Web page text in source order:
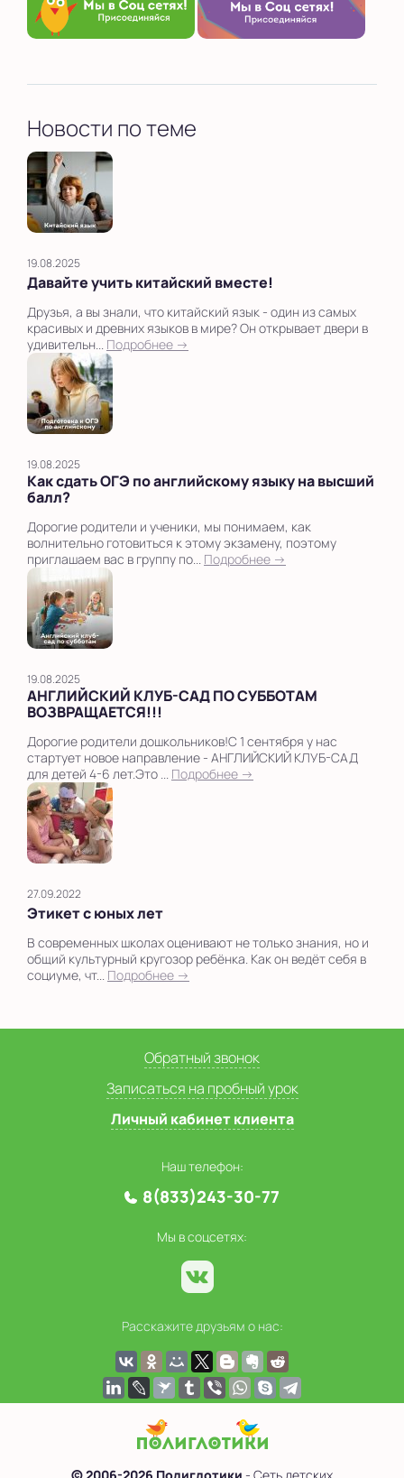
Новости по теме
19.08.2025
Давайте учить китайский вместе!
Друзья, а вы знали, что китайский язык - один из самых
красивых и древних языков в мире? Он открывает двери в
удивительн... Подробнее →
19.08.2025
Как сдать ОГЭ по английскому языку на высший
балл?
Дорогие родители и ученики, мы понимаем, как
волнительно готовиться к этому экзамену, поэтому
приглашаем вас в группу по... Подробнее →
19.08.2025
АНГЛИЙСКИЙ КЛУБ-САД ПО СУББОТАМ
ВОЗВРАЩАЕТСЯ!!!
Дорогие родители дошкольников!С 1 сентября у нас
стартует новое направление - АНГЛИЙСКИЙ КЛУБ-САД
для детей 4-6 лет.Это ... Подробнее →
27.09.2022
Этикет с юных лет
В современных школах оценивают не только знания, но и
общий культурный кругозор ребёнка. Как он ведёт себя в
социуме, чт... Подробнее →
Обратный звонок
Записаться на пробный урок
Личный кабинет клиента
Наш телефон:
8(833)243-30-77
Мы в соцсетях:
Расскажите друзьям о нас: